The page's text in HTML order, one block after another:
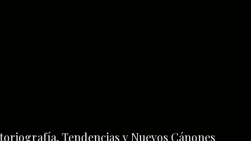
Tendencias y Nuevos Cánones